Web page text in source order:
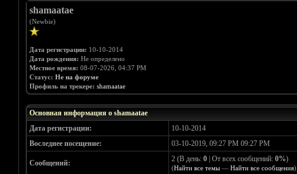
shamaatae
(Newbie)
Дата регистрации: 10-10-2014
Дата рождения: Не определено
Местное время: 08-07-2026, 04:37 PM
Статус: Не на форуме
Профиль на трекере: shamaatae
Основная информация о shamaatae
Дата регистрации:
10-10-2014
Воследнее посещение:
03-10-2019, 09:27 PM 09:27 PM
Сообщений: 2 (В день: 0| От всех сообщений: 0%)
(Найти все темы— Найти все сообщения)